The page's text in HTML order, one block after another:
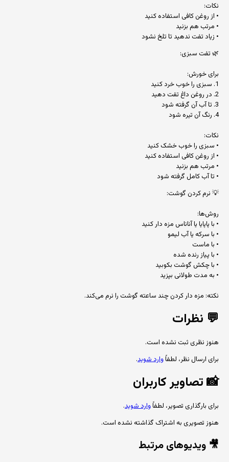
نکات:
• از روغن کافی استفاده کنید
• مرتب هم بزنید
• زیاد تفت ندهید تا تلخ نشود
🌿 تفت سبزی:
برای خورش:
1. سبزی را خوب خرد کنید
2. در روغن داغ تفت دهید
3. تا آب آن گرفته شود
4. رنگ آن تیره شود
نکات:
• سبزی را خوب خشک کنید
• از روغن کافی استفاده کنید
• مرتب هم بزنید
• تا آب کامل گرفته شود
💡 نرم کردن گوشت:
روش‌ها:
• با پاپایا یا آناناس مزه دار کنید
• با سرکه یا آب لیمو
• با ماست
• با پیاز رنده شده
• با چکش گوشت بکوبید
• به مدت طولانی بپزید
نکته: مزه دار کردن چند ساعته گوشت را نرم می‌کند.
💬 نظرات
هنوز نظری ثبت نشده است.
برای ارسال نظر، لطفاًوارد شوید.
📸تصاویر کاربران
برای بارگذاری تصویر، لطفاًوارد شوید.
هنوز تصویری به اشتراک گذاشته نشده است.
🎥 ویدیوهای مرتبط